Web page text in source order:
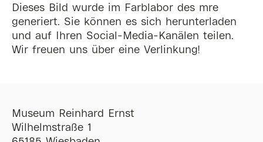
Dieses Bild wurde im Farblabor des mre
generiert. Sie können es sich herunterladen
und auf Ihren Social-Media-Kanälen teilen.
Wir freuen uns über eine Verlinkung!
Museum Reinhard Ernst
Wilhelmstraße 1